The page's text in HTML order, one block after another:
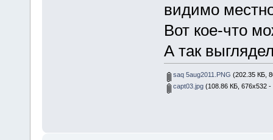
видимо
Вот кое-что
А так
saq 5aug2011.PNG (202.35 КБ,
capt03.jpg(108.86 КБ, 676x532 -